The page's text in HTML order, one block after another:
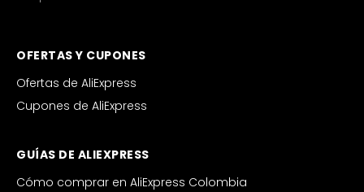
OFERTAS Y CUPONES
Ofertas de AliExpress
Cupones de AliExpress
GUÍAS DE ALIEXPRESS
Cómo comprar en AliExpress Colombia